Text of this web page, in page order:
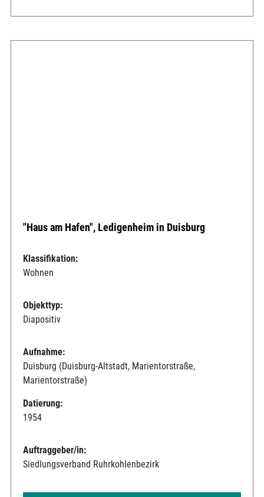
"Haus am Hafen", Ledigenheim in Duisburg
Klassifikation:
Wohnen
Objekttyp:
Diapositiv
Aufnahme:
Duisburg (Duisburg-Altstadt, Marientorstraße,
Marientorstraße)
Datierung:
1954
Auftraggeber/in:
Siedlungsverband Ruhrkohlenbezirk